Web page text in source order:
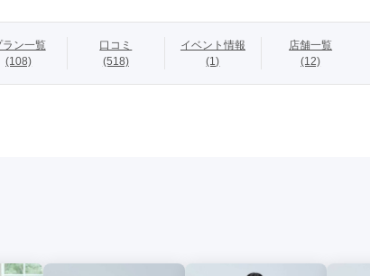
オンディーヌ 限定振袖】
伝統的な和の花模様をトーン配色でまとめ、現代的な印象もあり
ラン一覧
(108)
口コミ
(518)
イベント情報
(1)
店舗一覧
(12)